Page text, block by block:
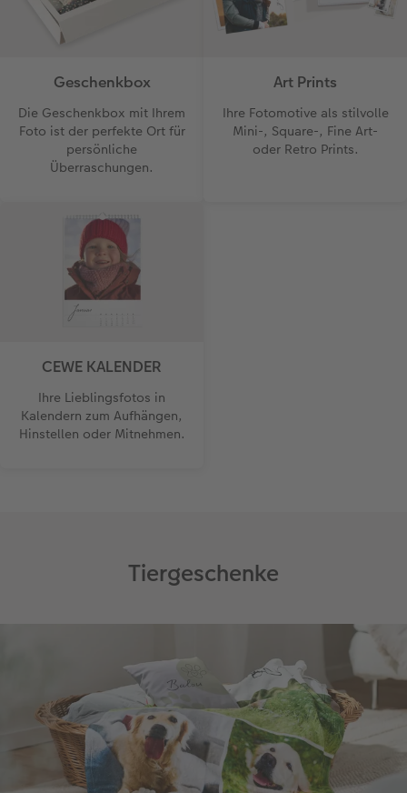
Geschenkbox
Die Geschenkbox mit Ihrem
Foto ist der perfekte Ort für
persönliche
Überraschungen.
Art Prints
Ihre Fotomotive als stilvolle
Mini-, Square-, Fine Art-
oder Retro Prints.
CEWE KALENDER
Ihre Lieblingsfotos in
Kalendern zum Aufhängen,
Hinstellen oder Mitnehmen.
Tiergeschenke